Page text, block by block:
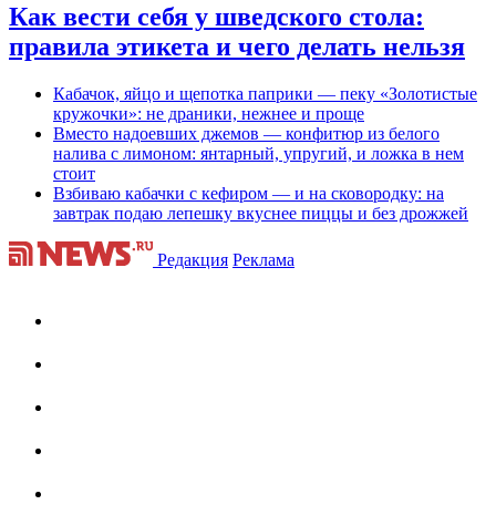
Как вести себя у шведского стола:
правила этикета и чего делать нельзя
Кабачок, яйцо и щепотка паприки — пеку «Золотистые
кружочки»: не драники, нежнее и проще
Вместо надоевших джемов — конфитюр из белого
налива с лимоном: янтарный, упругий, и ложка в нем
стоит
Взбиваю кабачки с кефиром — и на сковородку: на
завтрак подаю лепешку вкуснее пиццы и без дрожжей
Редакция Реклама